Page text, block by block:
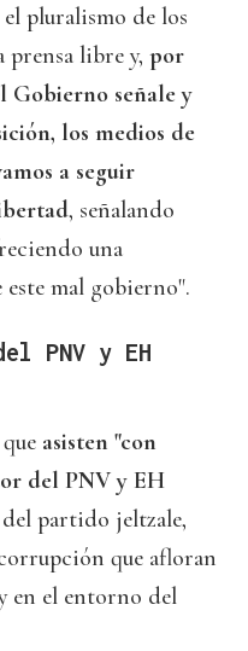
pluralismo de los
prensa libre y, por
Gobierno señale y
los medios de
a seguir
, señalando
una
este mal gobierno".
PNV y EH
asisten "con
del PNV y EH
partido jeltzale,
que afloran
en el entorno del